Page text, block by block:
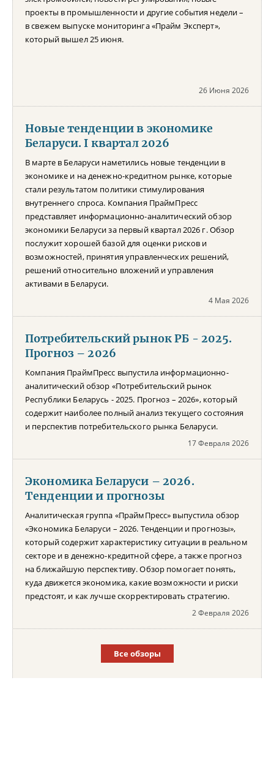
проекты в промышленности и другие события недели –
в свежем выпуске мониторинга «Прайм Эксперт»,
который вышел 25 июня.
26 Июня 2026
Новые тенденции в экономике
Беларуси. I квартал 2026
В марте в Беларуси наметились новые тенденции в
экономике и на денежно-кредитном рынке, которые
стали результатом политики стимулирования
внутреннего спроса. Компания ПраймПресс
представляет информационно-аналитический обзор
экономики Беларуси за первый квартал 2026 г. Обзор
послужит хорошей базой для оценки рисков и
возможностей, принятия управленческих решений,
решений относительно вложений и управления
активами в Беларуси.
4 Мая 2026
Потребительский рынок РБ - 2025.
Прогноз – 2026
Компания ПраймПресс выпустила информационно-
аналитический обзор «Потребительский рынок
Республики Беларусь - 2025. Прогноз – 2026», который
содержит наиболее полный анализ текущего состояния
и перспектив потребительского рынка Беларуси.
17 Февраля 2026
Экономика Беларуси – 2026.
Тенденции и прогнозы
Аналитическая группа «ПраймПресс» выпустила обзор
«Экономика Беларуси – 2026. Тенденции и прогнозы»,
который содержит характеристику ситуации в реальном
секторе и в денежно-кредитной сфере, а также прогноз
на ближайшую перспективу. Обзор помогает понять,
куда движется экономика, какие возможности и риски
предстоят, и как лучше скорректировать стратегию.
2 Февраля 2026
Все обзоры